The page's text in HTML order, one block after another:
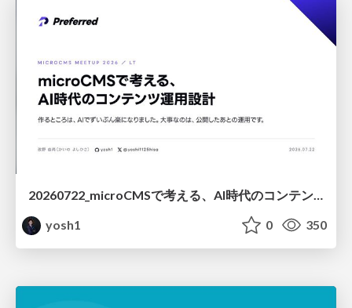
20260722_microCMSで考える、AI時代のコンテンツ運用設計
yosh1
0 350